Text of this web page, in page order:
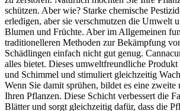
schützen. Aber wie? Starke chemische
erledigen, aber sie verschmutzen die Umwelt
Blumen und Früchte. Aber im Allgemeinen
traditionelleren Methoden zur Bekämpfung
Schädlingen einfach nicht gut genug.
alles bietet. Dieses umweltfreundliche
und Schimmel und stimuliert gleichzeitig
Wenn Sie damit sprühen, bildet es eine zweite
Ihren Pflanzen. Diese Schicht verbessert die
Blätter und sorgt gleichzeitig dafür, dass die